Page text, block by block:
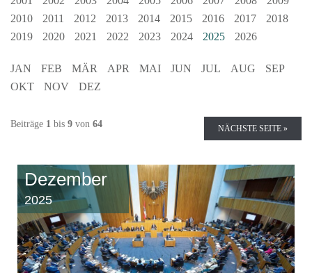
2010
2011 2012 2013 2014 2015 2016 2017
2018
2019
2020 2021 2022 2023 2024 2025 2026
JAN FEB MÄR APR MAI JUN JUL AUG
SEP
OKT
NOV DEZ
Beiträge 1 bis 9 von 64 NÄCHSTE SEITE »
Dezember
2025